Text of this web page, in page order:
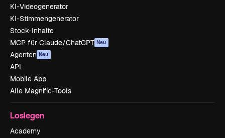
KI-Videogenerator
KI-Stimmengenerator
Stock-Inhalte
MCP für Claude/ChatGPT Neu
Agenten Neu
API
Mobile App
Alle Magnific-Tools
Loslegen
Academy